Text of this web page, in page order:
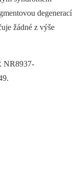
degenerací
žádné z výše
NR8937-